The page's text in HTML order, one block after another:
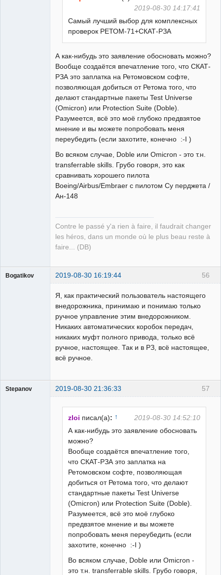
2019-08-30 14:17:41
Самый лучший выбор для комплексных
проверок РЕТОМ-71+СКАТ-РЗА
А как-нибудь это заявление обосновать можно?
Вообще создаётся впечатление того, что СКАТ-
РЗА это заплатка на Ретомовском софте,
позволяющая добиться от Ретома того, что
делают стандартные пакеты Test Universe
(Omicron) или Protection Suite (Doble).
Разумеется, всё это моё глубоко предвзятое
мнение и вы можете попробовать меня
переубедить (если захотите, конечно :-I )
Во всяком случае, Doble или Omicron - это т.н.
transferrable skills. Грубо говоря, это как
сравнивать хорошего пилота
Boeing/Airbus/Embraer с пилотом Су перджета /
Ан-148
Contre le passé y'a rien à faire, il faudrait changer
les héros, dans un monde où le plus beau reste à
faire... (DB)
56
Bogatikov 2019-08-30 16:19:44
Я, как практический пользователь настоящего
внедорожника, принимаю и понимаю только
ручное управление этим внедорожником.
Никаких автоматических коробок передач,
никаких муфт полного привода, только всё
ручное, настоящее. Так и в РЗ, всё настоящее,
всё ручное.
57
Stepanov 2019-08-30 21:36:33
zloi писал(а): ↑
2019-08-30 14:52:10
А как-нибудь это заявление обосновать
можно?
Вообще создаётся впечатление того,
что СКАТ-РЗА это заплатка на
Ретомовском софте, позволяющая
добиться от Ретома того, что делают
стандартные пакеты Test Universe
(Omicron) или Protection Suite (Doble).
Разумеется, всё это моё глубоко
предвзятое мнение и вы можете
попробовать меня переубедить (если
захотите, конечно :-I )
Во всяком случае, Doble или Omicron -
это т.н. transferrable skills. Грубо говоря,